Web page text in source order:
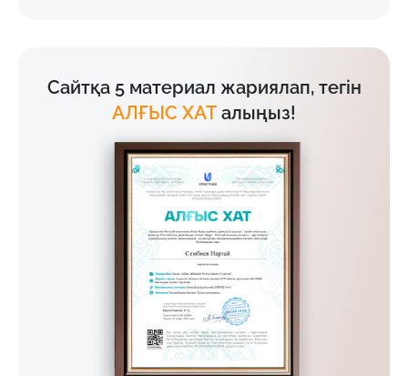
Сайтқа 5 материал жариялап, тегін
АЛҒЫС ХАТ алыңыз!